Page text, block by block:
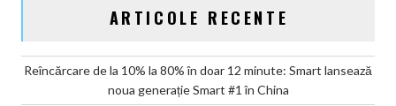
ARTICOLE RECENTE
Reîncărcare de la 10% la 80% în doar 12 minute: Smart lansează
noua generație Smart #1 în China